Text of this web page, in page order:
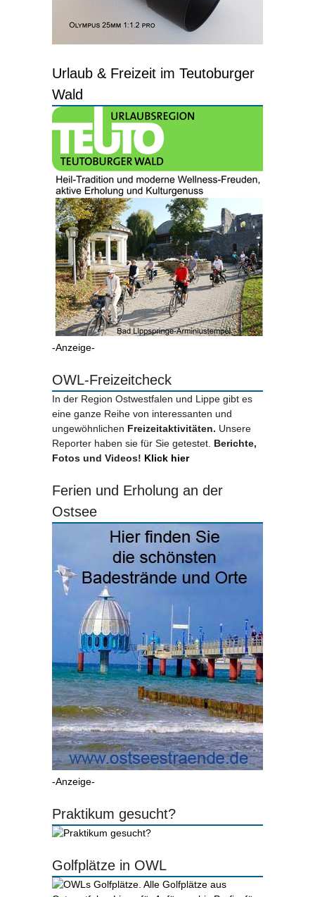
Urlaub & Freizeit im Teutoburger
Wald
-Anzeige-
OWL-Freizeitcheck
In der Region Ostwestfalen und Lippe gibt es
eine ganze Reihe von interessanten und
ungewöhnlichen Freizeitaktivitäten. Unsere
Reporter haben sie für Sie getestet. Berichte,
Fotos und Videos! Klick hier
Ferien und Erholung an der
Ostsee
-Anzeige-
Praktikum gesucht?
Golfplätze in OWL